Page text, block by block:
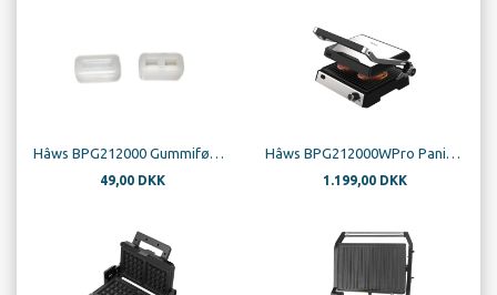
Hâws BPG212000 Gummifødder 2 Stk.
49,00 DKK
Hâws BPG212000WPro Panini Grill
1.199,00 DKK